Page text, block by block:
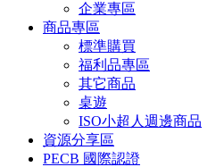
企業專區
商品專區
標準購買
福利品專區
其它商品
桌遊
ISO小超人週邊商品
資源分享區
PECB 國際認證